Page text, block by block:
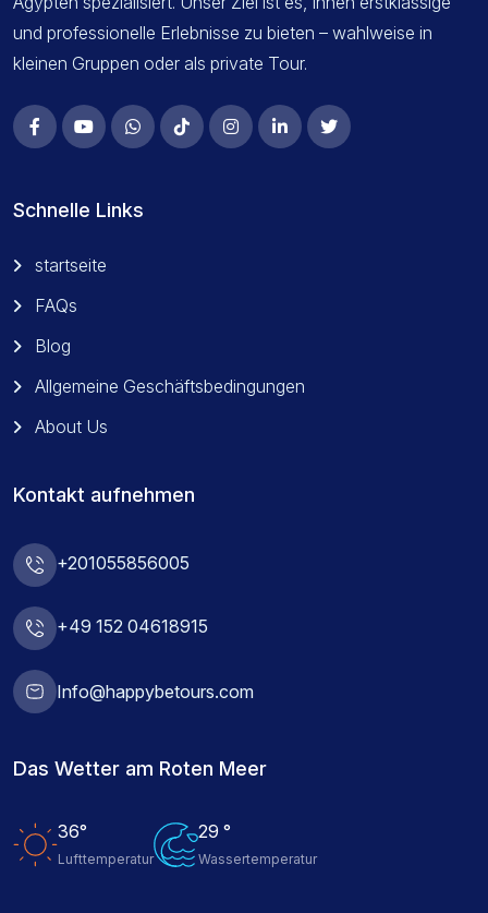
und professionelle Erlebnisse zu bieten – wahlweise in
kleinen Gruppen oder als private Tour.
Schnelle Links
startseite
FAQs
Blog
Allgemeine Geschäftsbedingungen
About Us
Kontakt aufnehmen
+201055856005
+49 152 04618915
Info@happybetours.com
Das Wetter am Roten Meer
36°
Lufttemperatur
29 °
Wassertemperatur